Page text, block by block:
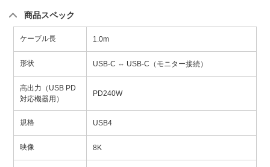
商品スペック
ケーブル長 1.0m
形状 USB-C ⇔ USB-C（モニター接続）
高出力（USB PD
対応機器用）
PD240W
規格 USB4
映像 8K